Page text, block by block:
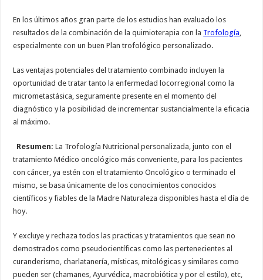
En los últimos años gran parte de los estudios han evaluado los
resultados de la combinación de la quimioterapia con la Trofología
especialmente con un buen Plan trofológico personalizado.
Las ventajas potenciales del tratamiento combinado incluyen la
oportunidad de tratar tanto la enfermedad locorregional como la
micrometastásica, seguramente presente en el momento del
diagnóstico y la posibilidad de incrementar sustancialmente la eficacia
al máximo.
Resumen: La Trofología Nutricional personalizada, junto con el
tratamiento Médico oncológico más conveniente, para los pacientes
con cáncer, ya estén con el tratamiento Oncológico o terminado el
mismo, se basa únicamente de los conocimientos conocidos
científicos y fiables de la Madre Naturaleza disponibles hasta el día de
hoy.
Y excluye y rechaza todos las practicas y tratamientos que sean no
demostrados como pseudocientíficas como las pertenecientes al
curanderismo, charlatanería, místicas, mitológicas y similares como
pueden ser (chamanes, Ayurvédica, macrobiótica y por el estilo), etc,